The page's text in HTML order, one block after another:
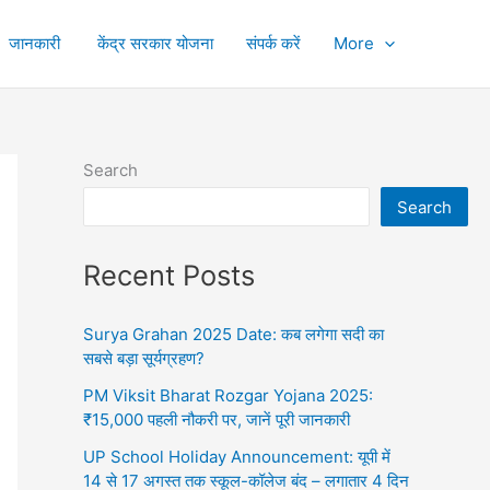
जानकारी केंद्र सरकार योजना संपर्क करें More
Search
Search
Recent Posts
Surya Grahan 2025 Date: कब लगेगा सदी का
सबसे बड़ा सूर्यग्रहण?
PM Viksit Bharat Rozgar Yojana 2025:
₹15,000 पहली नौकरी पर, जानें पूरी जानकारी
UP School Holiday Announcement: यूपी में
14 से 17 अगस्त तक स्कूल-कॉलेज बंद – लगातार 4 दिन